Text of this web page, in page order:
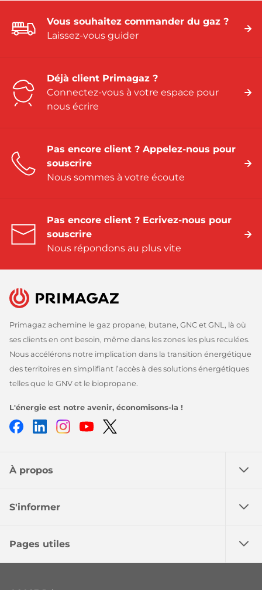
Vous souhaitez commander du gaz ?
Laissez-vous guider
Déjà client Primagaz ?
Connectez-vous à votre espace pour
nous écrire
Pas encore client ? Appelez-nous pour
souscrire
Nous sommes à votre écoute
Pas encore client ? Ecrivez-nous pour
souscrire
Nous répondons au plus vite
Primagaz achemine le gaz propane, butane, GNC et GNL, là où
ses clients en ont besoin, même dans les zones les plus reculées.
Nous accélérons notre implication dans la transition énergétique
des territoires en simplifiant l’accès à des solutions énergétiques
telles que le GNV et le biopropane.
L'énergie est notre avenir, économisons-la !
FacebookLinkedInInstagram
Youtube
À propos
S'informer
Pages utiles